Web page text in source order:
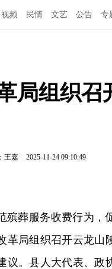
视频 民情 文艺 公告 专
局组织
王嘉 2025-11-24 09:10:49
殡葬服务收费行为，
革局组织召开云龙山
议。县人大代表、政